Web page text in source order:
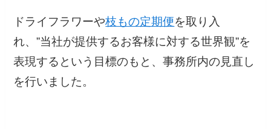
ドライフラワーや枝もの定期便を取り入
れ、”当社が提供するお客様に対する世界観”を
表現するという目標のもと、事務所内の見直し
を行いました。